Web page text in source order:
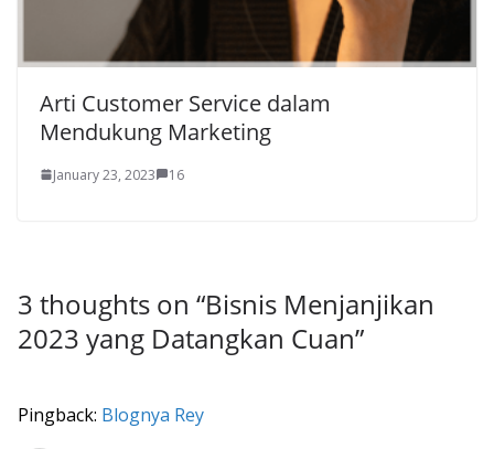
Arti Customer Service dalam
Mendukung Marketing
January 23, 2023 16
3 thoughts on “Bisnis Menjanjikan
2023 yang Datangkan Cuan”
Pingback: Blognya Rey